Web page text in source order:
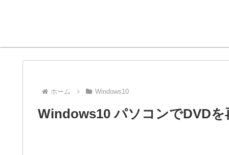
ホーム Windows10
Windows10 パソコンでDVD